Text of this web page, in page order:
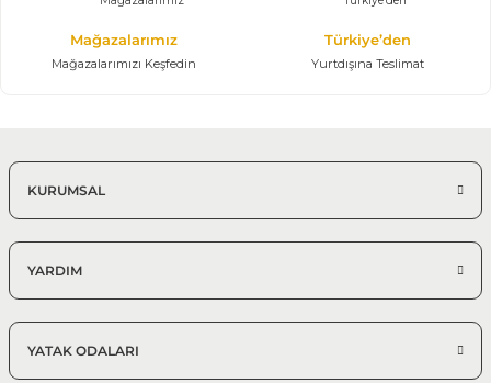
Konsol, Ayna, Masa, 6 Sandalye
Konsol, Ayna, Masa, 6 Sandalye
Modern Yemek Odası
Mağazalarımız
Mağazalarımızı Keşfedin
Türkiye’den
Yurtdışına Teslimat
KURUMSAL
YARDIM
YATAK ODALARI